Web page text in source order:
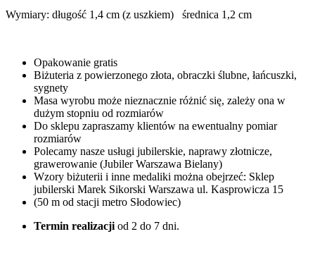
Wymiary: długość 1,4 cm (z uszkiem) średnica 1,2 cm
Opakowanie gratis
Biżuteria z powierzonego złota, obraczki ślubne, łańcuszki,
sygnety
Masa wyrobu może nieznacznie różnić się, zależy ona w
dużym stopniu od rozmiarów
Do sklepu zapraszamy klientów na ewentualny pomiar
rozmiarów
Polecamy nasze usługi jubilerskie, naprawy złotnicze,
grawerowanie (Jubiler Warszawa Bielany)
Wzory biżuterii i inne medaliki można obejrzeć: Sklep
jubilerski Marek Sikorski Warszawa ul. Kasprowicza 15
(50 m od stacji metro Słodowiec)
Termin realizacji od 2 do 7 dni.